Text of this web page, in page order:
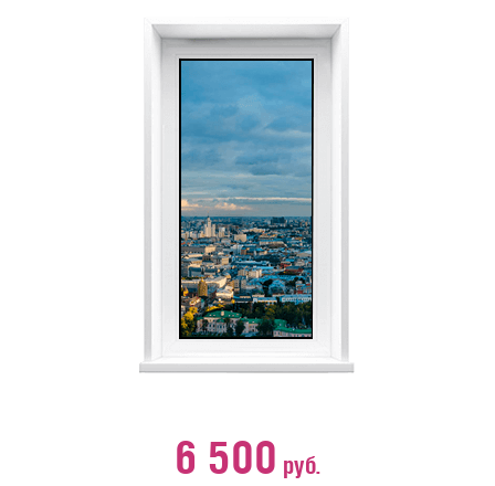
6 500 руб.